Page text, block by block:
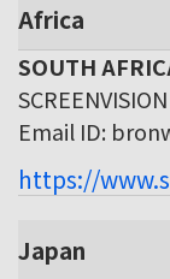
Africa
SOUTH
Email ID:
https://
Japan